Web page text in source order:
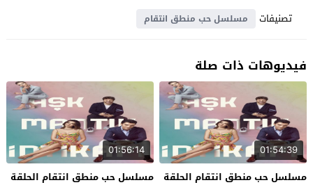
تصنيفات
مسلسل حب منطق انتقام
فيديوهات ذات صلة
01:54:39
مسلسل حب منطق انتقام الحلقة
01:56:14
مسلسل حب منطق انتقام الحلقة